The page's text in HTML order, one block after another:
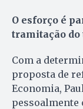
O esforço é
tramitação do
Com a
proposta de
Economia,
pessoalmente